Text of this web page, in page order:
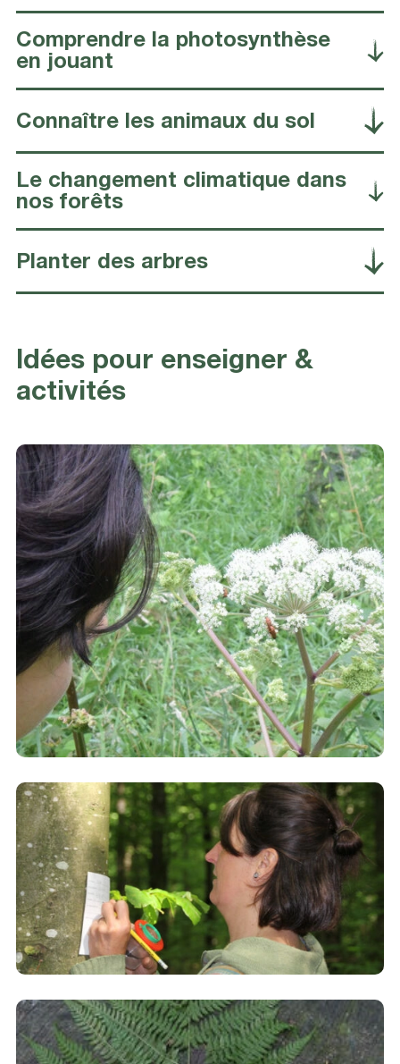
Comprendre la photosynthèse
en jouant
Connaître les animaux du sol
Le changement climatique dans
nos forêts
Planter des arbres
Idées pour enseigner &
activités